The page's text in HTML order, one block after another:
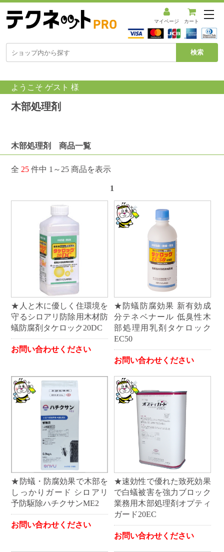
マイページ カート
メ
ュ
ー
を
く
ようこそ ゲスト 様
木部処理剤
木部処理剤 商品一覧
全25 件中 1～25 商品を表示
1
★人と木に優しく住環境を
守るシロアリ防除用木材防
蟻防腐剤タケロック20DC
お問い合わせください
★防蟻防腐効果 新有効成
分テネベナール 低臭性木
部処理用乳剤タケロック
EC50
お問い合わせください
★防蟻・防腐効果で木部を
しっかりガード シロアリ
予防駆除ハチクサンME2
お問い合わせください
★速効性で優れた致死効果
で白蟻被害を強力ブロック
業務用木部処理剤オプティ
ガード20EC
お問い合わせください